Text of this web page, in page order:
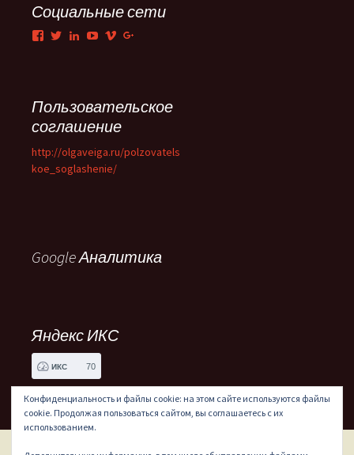
Социальные сети
Facebook
TwitterLinkedIn
YouTube
Vimeo
Пользовательское
соглашение
http://olgaveiga.ru/polzovatels
koe_soglashenie/
Google Аналитика
Яндекс ИКС
ИКС 70
Конфиденциальность и файлы cookie: на этом сайте используются файлы
cookie. Продолжая пользоваться сайтом, вы соглашаетесь с их
использованием.